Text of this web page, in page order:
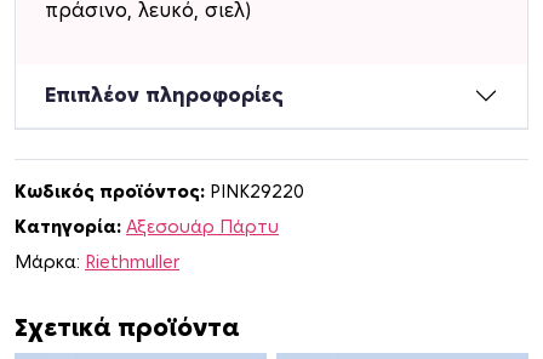
ν
α
π
σ
ό
πράσινο, λευκό, σιελ)
Επιπλέον πληροφορίες
Κωδικός προϊόντος: PINK29220
Κατηγορία: Αξεσουάρ Πάρτυ
Μάρκα: Riethmuller
Σχετικά προϊόντα